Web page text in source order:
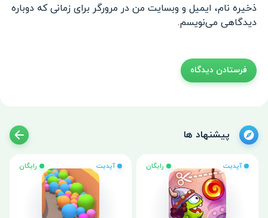
ذخیره نام، ایمیل و وبسایت من در مرورگر برای زمانی که دوباره
دیدگاهی می‌نویسم.
پیشنهاد ها
آپدیت رایگان آپدیت رایگان